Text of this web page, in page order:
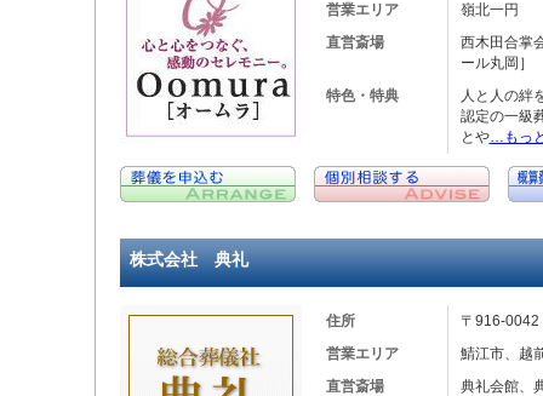
営業エリア
嶺北一円
直営斎場
西木田合掌
ール丸岡］
特色・特典
人と人の絆
認定の一級
とや…もっ
株式会社 典礼
住所
〒916-
営業エリア
鯖江市、越
直営斎場
典礼会館、